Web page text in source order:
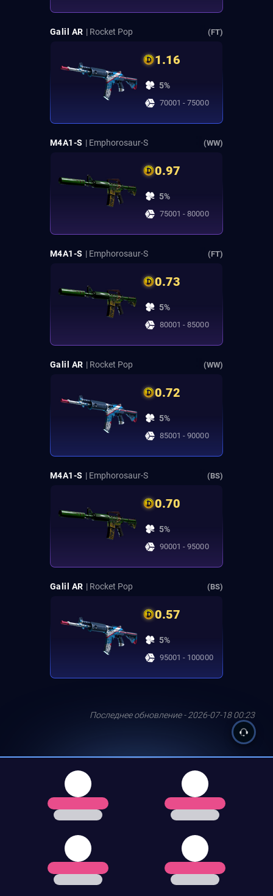
Galil AR | Rocket Pop (FT)
1.16
5%
70001 - 75000
M4A1-S | Emphorosaur-S (WW)
0.97
5%
75001 - 80000
M4A1-S | Emphorosaur-S (FT)
0.73
5%
80001 - 85000
Galil AR | Rocket Pop (WW)
0.72
5%
85001 - 90000
M4A1-S | Emphorosaur-S (BS)
0.70
5%
90001 - 95000
Galil AR | Rocket Pop (BS)
0.57
5%
95001 - 100000
Последнее обновление - 2026-07-18 00:23